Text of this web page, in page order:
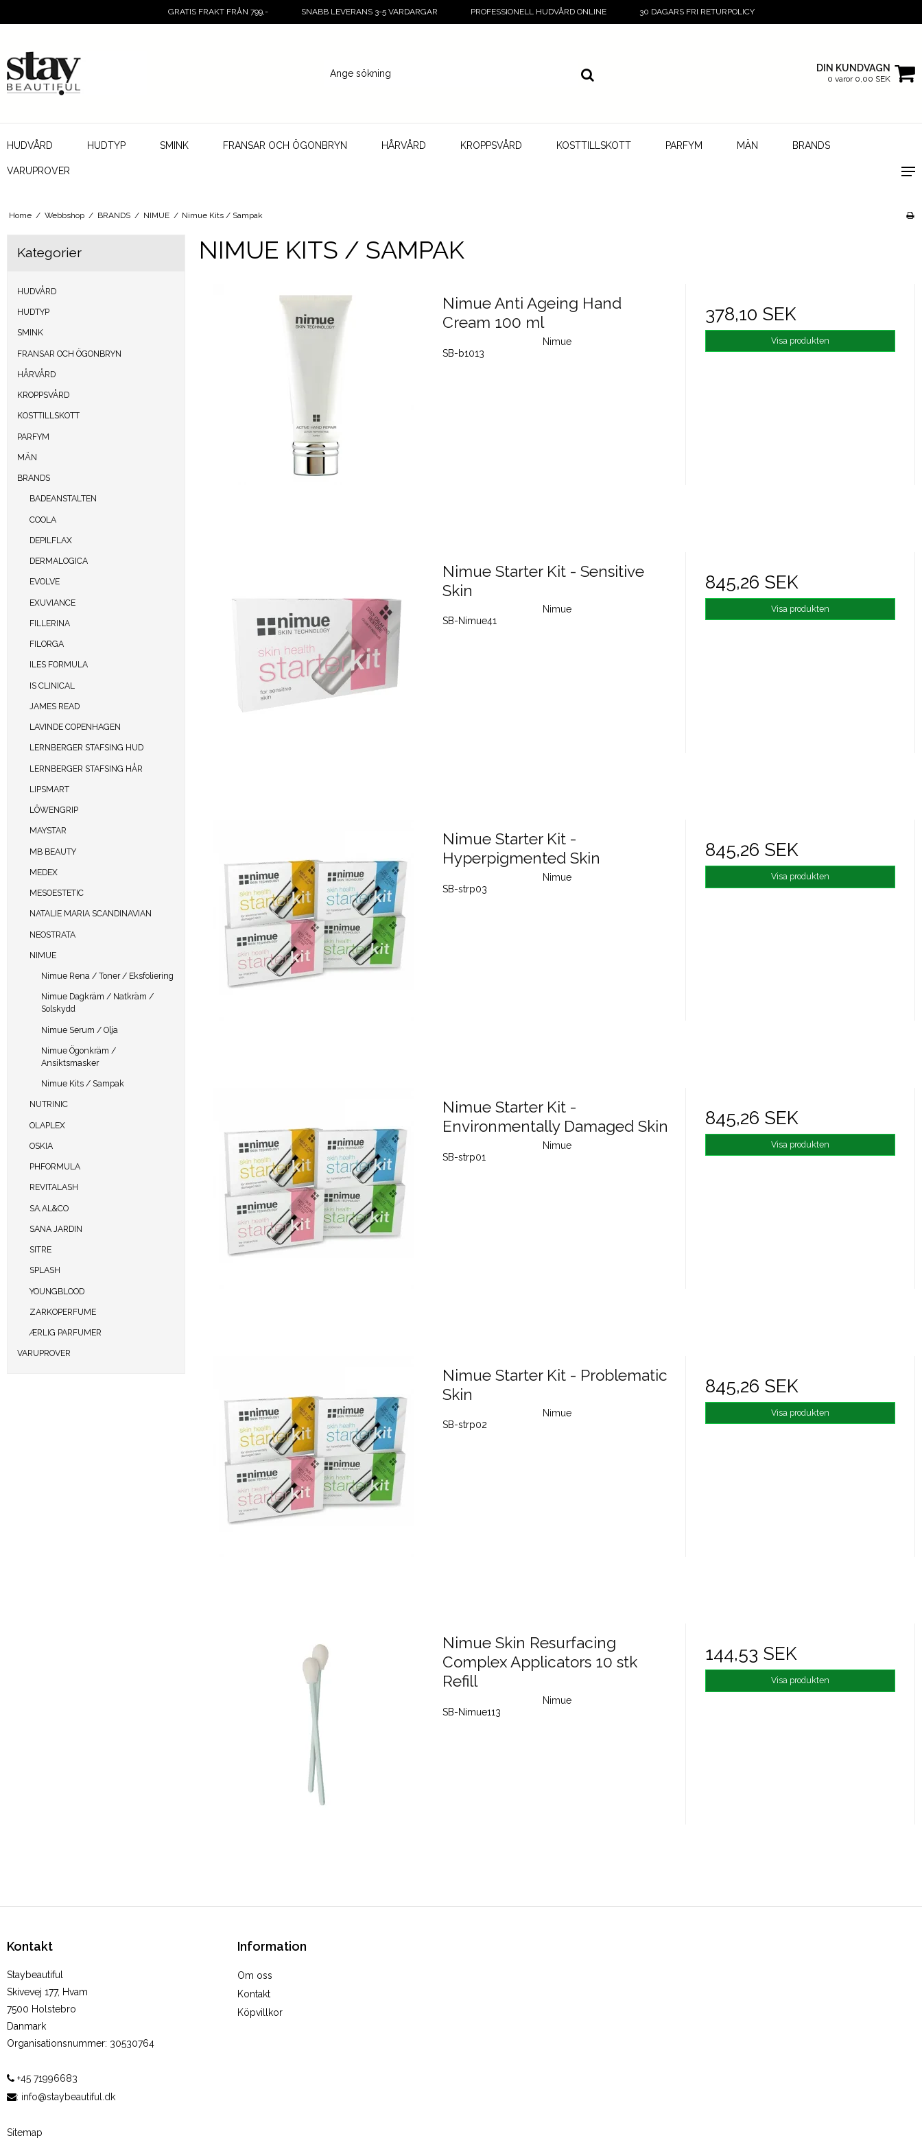
GRATIS FRAKT FRÅN 799,- SNABB LEVERANS 3-5 VARDARGAR PROFESSIONELL HUDVÅRD ONLINE 30 DAGARS FRI RETURPOLICY
DIN KUNDVAGN
0 varor 0,00 SEK
HUDVÅRD HUDTYP SMINK FRANSAR OCH ÖGONBRYN HÅRVÅRD KROPPSVÅRD KOSTTILLSKOTT PARFYM MÄN BRANDS
VARUPROVER
Home / Webbshop / BRANDS / NIMUE / Nimue Kits / Sampak
Kategorier
HUDVÅRD
HUDTYP
SMINK
FRANSAR OCH ÖGONBRYN
HÅRVÅRD
KROPPSVÅRD
KOSTTILLSKOTT
PARFYM
MÄN
BRANDS
BADEANSTALTEN
COOLA
DEPILFLAX
DERMALOGICA
EVOLVE
EXUVIANCE
FILLERINA
FILORGA
ILES FORMULA
IS CLINICAL
JAMES READ
LAVINDE COPENHAGEN
LERNBERGER STAFSING HUD
LERNBERGER STAFSING HÅR
LIPSMART
LÔWENGRIP
MAYSTAR
MB BEAUTY
MEDEX
MESOESTETIC
NATALIE MARIA SCANDINAVIAN
NEOSTRATA
NIMUE
Nimue Rena / Toner / Eksfoliering
Nimue Dagkräm / Natkräm /
Solskydd
Nimue Serum / Olja
Nimue Ögonkräm /
Ansiktsmasker
Nimue Kits / Sampak
NUTRINIC
OLAPLEX
OSKIA
PHFORMULA
REVITALASH
SA.AL&CO
SANA JARDIN
SITRE
SPLASH
YOUNGBLOOD
ZARKOPERFUME
ÆRLIG PARFUMER
VARUPROVER
NIMUE KITS / SAMPAK
Nimue Anti Ageing Hand
Cream 100 ml
Nimue
SB-b1013
378,10 SEK
Visa produkten
Nimue Starter Kit - Sensitive
Skin
Nimue
SB-Nimue41
845,26 SEK
Visa produkten
Nimue Starter Kit -
Hyperpigmented Skin
Nimue
SB-strp03
845,26 SEK
Visa produkten
Nimue Starter Kit -
Environmentally Damaged Skin
Nimue
SB-strp01
845,26 SEK
Visa produkten
Nimue Starter Kit - Problematic
Skin
Nimue
SB-strp02
845,26 SEK
Visa produkten
Nimue Skin Resurfacing
Complex Applicators 10 stk
Refill
Nimue
SB-Nimue113
144,53 SEK
Visa produkten
Kontakt
Staybeautiful
Skivevej 177, Hvam
7500 Holstebro
Danmark
Organisationsnummer: 30530764
+45 71996683
: info@staybeautiful.dk
Sitemap
Information
Om oss
Kontakt
Köpvillkor